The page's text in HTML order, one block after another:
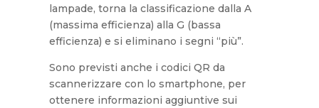
lampade, torna la classificazione dalla A
(massima efficienza) alla G (bassa
efficienza) e si eliminano i segni “più”.
Sono previsti anche i codici QR da
scannerizzare con lo smartphone, per
ottenere informazioni aggiuntive sui